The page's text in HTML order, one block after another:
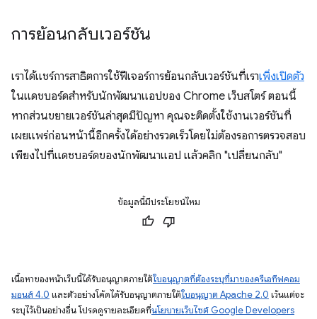
การย้อนกลับเวอร์ชัน
เราได้แชร์การสาธิตการใช้ฟีเจอร์การย้อนกลับเวอร์ชันที่เราเพิ่งเปิดตัว
ในแดชบอร์ดสำหรับนักพัฒนาแอปของ Chrome เว็บสโตร์ ตอนนี้
หากส่วนขยายเวอร์ชันล่าสุดมีปัญหา คุณจะติดตั้งใช้งานเวอร์ชันที่
เผยแพร่ก่อนหน้านี้อีกครั้งได้อย่างรวดเร็วโดยไม่ต้องรอการตรวจสอบ
เพียงไปที่แดชบอร์ดของนักพัฒนาแอป แล้วคลิก "เปลี่ยนกลับ"
ข้อมูลนี้มีประโยชน์ไหม
เนื้อหาของหน้าเว็บนี้ได้รับอนุญาตภายใต้ใบอนุญาตที่ต้องระบุที่มาของครีเอทีฟคอม
มอนส์ 4.0 และตัวอย่างโค้ดได้รับอนุญาตภายใต้ใบอนุญาต Apache 2.0 เว้นแต่จะ
ระบุไว้เป็นอย่างอื่น โปรดดูรายละเอียดที่นโยบายเว็บไซต์ Google Developers